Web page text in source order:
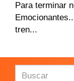
Para terminar
tren...